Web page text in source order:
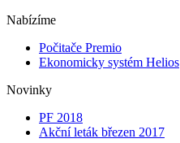
Nabízíme
Počitače Premio
Ekonomicky systém Helios
Novinky
PF 2018
Akční leták březen 2017